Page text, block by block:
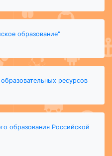
образование"
ресурсов
образования Российской